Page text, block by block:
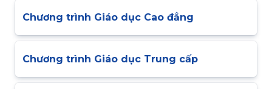
Chương trình Giáo dục Cao đẳng
Chương trình Giáo dục Trung cấp